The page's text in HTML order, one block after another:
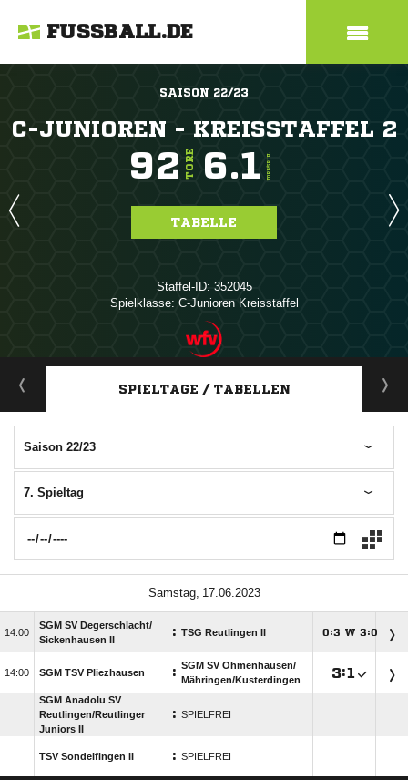
FUSSBALL.DE
SAISON 22/23
C-JUNIOREN - KREISSTAFFEL 2
92 TORE 6.1 TORE/SPIEL
TABELLE
Staffel-ID: 352045
Spielklasse: C-Junioren Kreisstaffel
ANZEIGE
SPIELTAGE / TABELLEN
Saison 22/23
7. Spieltag
 

SGM SV Degerschlacht/​
Sickenhausen II
: TSG Reutlingen II : W :
 SGM TSV Pliezhausen : SGM SV Ohmenhausen/​
Mähringen/​Kusterdingen
:
SGM Anadolu SV
Reutlingen/​Reutlinger
Juniors II
: SPIELFREI
TSV Sondelfingen II : SPIELFREI